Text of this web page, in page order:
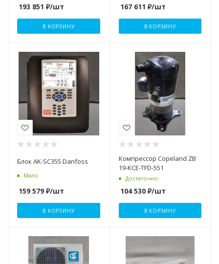
193 851 ₽/шт
В КОРЗИНУ
167 611 ₽/шт
В КОРЗИНУ
Блок AK-SC355 Danfoss
Мало
159 579 ₽/шт
В КОРЗИНУ
Компрессор Copeland ZB
19-KCE-TFD-551
Достаточно
104 530₽/шт
В КОРЗИНУ